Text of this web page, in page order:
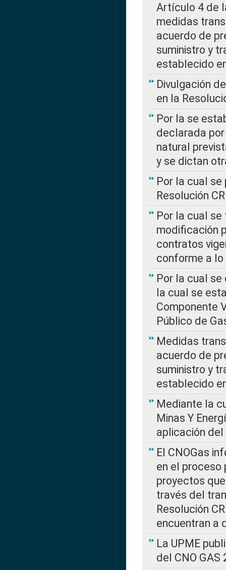
Artículo 4 de
medidas
acuerdo de
suministro y
establecido
Divulgación
en la
Por la se
declarada
natural
y se dictan
Por la cual
Resolución
Por la cual
modificación
contratos
conforme a lo
Por la cual se
la cual se
Componente
Público de
Medidas
acuerdo de
suministro y
establecido
Mediante la
Minas Y
aplicación
El CNOGas
en el proceso
proyectos
través del
Resolución
encuentran a
La UPME
del CNO